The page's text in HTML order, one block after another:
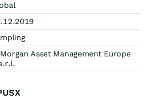
Asset Management Europe